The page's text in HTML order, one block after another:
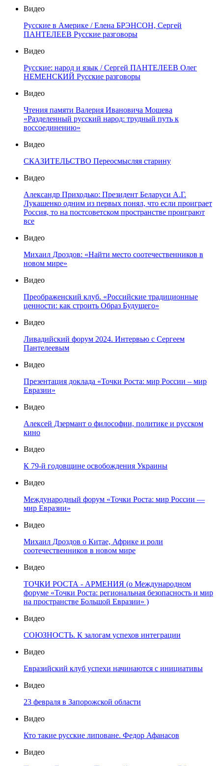
Видео
Русские в Америке / Елена БРЭНСОН, Сергей
ПАНТЕЛЕЕВ Русские разговоры
Видео
Русские: народ и язык / Сергей ПАНТЕЛЕЕВ Олег
НЕМЕНСКИЙ Русские разговоры
Видео
Чтения памяти Валерия Ивановича Мошева
«Разделенный русский народ: трудный путь к
воссоединению»
Видео
СКАЗИТЕЛЬСТВО Переосмысляя старину
Видео
Александр Приходько: Президент Беларуси А.Г.
Лукашенко одним из первых понял, что если проиграет
Россия, то на постсоветском пространстве проиграют
все
Видео
Михаил Дроздов: «Найти место соотечественников в
новом мире»
Видео
Преображенский клуб. «Российские традиционные
ценности: как строить Образ Будущего»
Видео
Ливадийский форум 2024. Интервью с Сергеем
Пантелеевым
Видео
Презентация доклада «Точки Роста: мир России – мир
Евразии»
Видео
Алексей Дзермант о философии, политике и русском
кино
Видео
К 79-й годовщине освобождения Украины
Видео
Международный форум «Точки Роста: мир России —
мир Евразии»
Видео
Михаил Дроздов о Китае, Африке и роли
соотечественников в новом мире
Видео
ТОЧКИ РОСТА - АРМЕНИЯ (о Международном
форуме «Точки Роста: региональная безопасность и мир
на пространстве Большой Евразии» )
Видео
СОЮЗНОСТЬ. К залогам успехов интеграции
Видео
Евразийский клуб успехи начинаются с инициативы
Видео
23 февраля в Запорожской области
Видео
Кто такие русские липоване. Федор Афанасов
Видео